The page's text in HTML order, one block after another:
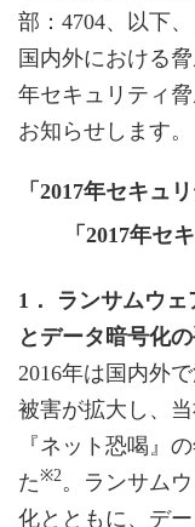
部：4704、以下
国内外における
年セキュリティ
お知らせします。
「2017年セキュ
「2017年セ
1． ランサムウ
とデータ暗号化
2016年は国内外
被害が拡大し、
『ネット恐喝』
た※2 。ランサム
化とともに、デ